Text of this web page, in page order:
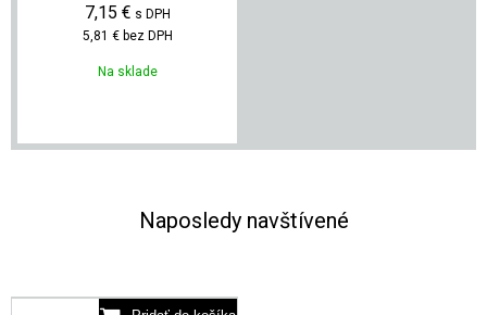
7,15 € s DPH
5,81 € bez DPH
Na sklade
Naposledy navštívené